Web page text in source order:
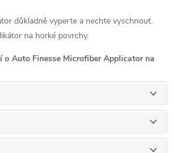
důkladně vyperte a nechte vyschnout.
na horké povrchy.
o Auto Finesse Microfiber Applicator na